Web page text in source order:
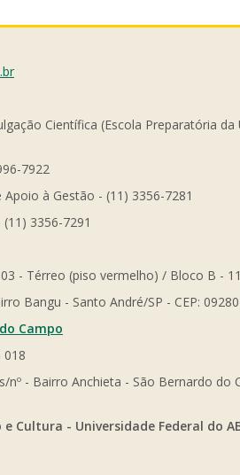
Científica (Escola Preparatória
7922
à Gestão - (11) 3356-7281
3356-7291
- Térreo (piso vermelho) / Bloco B -
Bangu - Santo André/SP - CEP:
Campo
018
nº - Bairro Anchieta - São Bernardo do
Cultura - Universidade Federal do